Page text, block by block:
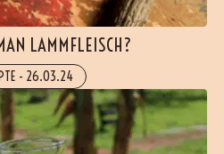
LAMMFLEISCH?
- 26.03.24